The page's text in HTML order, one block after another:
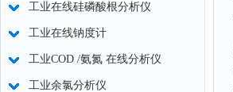
工业在线硅磷酸根分析仪
工业在线钠度计
工业COD /氨氮 在线分析仪
工业余氯分析仪